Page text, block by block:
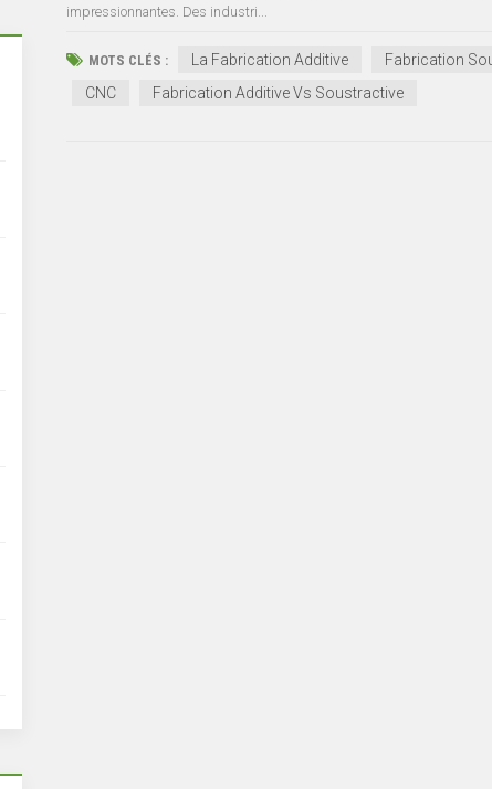
impressionnantes. Des industri...
MOTS CLÉS : La Fabrication Additive Fabrication
CNC
Fabrication Additive Vs Soustractive